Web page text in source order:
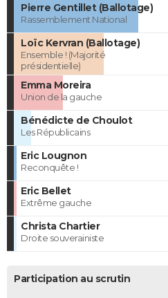
Pierre Gentillet (Ballotage)
Rassemblement National
Loïc Kervran (Ballotage)
Ensemble ! (Majorité
présidentielle)
Emma Moreira
Union de la gauche
Bénédicte de Choulot
Les Républicains
Eric Lougnon
Reconquête !
Eric Bellet
Extrême gauche
Christa Chartier
Droite souverainiste
Participation au scrutin